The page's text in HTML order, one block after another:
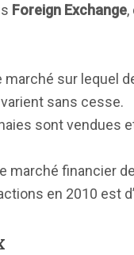
Foreign Exchange
marché sur lequel
sans cesse.
sont vendues
financier
en 2010 est